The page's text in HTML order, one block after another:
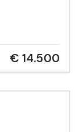
€ 14.500